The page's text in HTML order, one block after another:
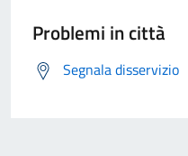
Problemi in città
Segnala disservizio